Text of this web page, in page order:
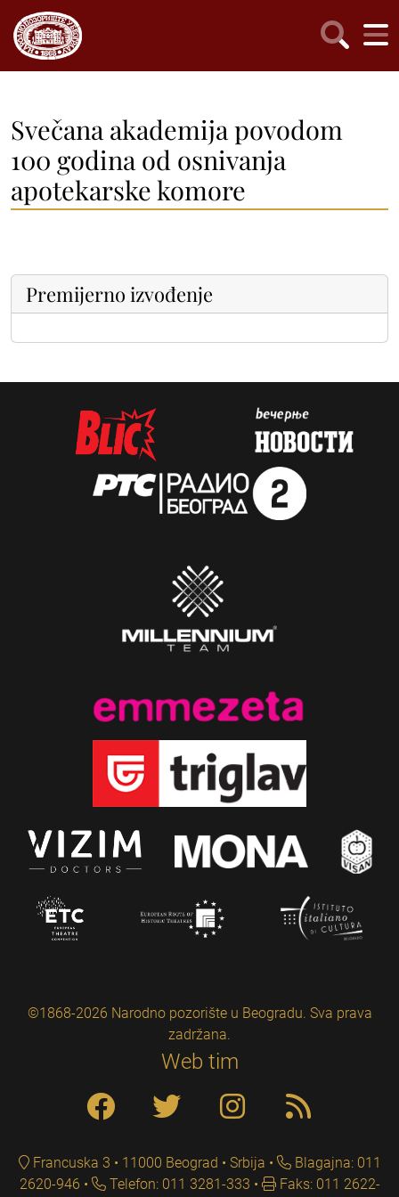
Svečana akademija povodom
100 godina od osnivanja
apotekarske komore
Premijerno izvođenje
©1868-2026 Narodno pozorište u Beogradu. Sva prava
zadržana.
Web tim
Francuska 3 • 11000 Beograd • Srbija
Blagajna: 011
2620-946
Telefon: 011 3281-333 Faks: 011 2622-